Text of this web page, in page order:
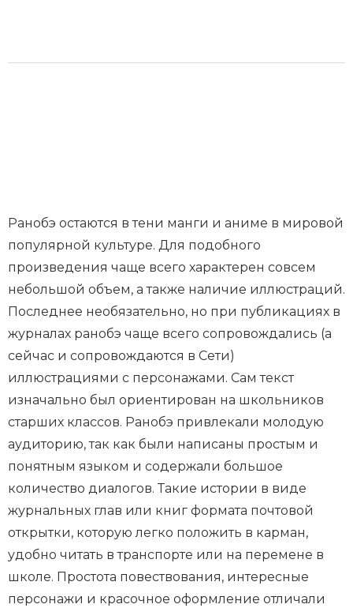
Ранобэ остаются в тени манги и аниме в мировой
популярной культуре. Для подобного
произведения чаще всего характерен совсем
небольшой объем, а также наличие иллюстраций.
Последнее необязательно, но при публикациях в
журналах ранобэ чаще всего сопровождались (а
сейчас и сопровождаются в Сети)
иллюстрациями с персонажами. Сам текст
изначально был ориентирован на школьников
старших классов. Ранобэ привлекали молодую
аудиторию, так как были написаны простым и
понятным языком и содержали большое
количество диалогов. Такие истории в виде
журнальных глав или книг формата почтовой
открытки, которую легко положить в карман,
удобно читать в транспорте или на перемене в
школе. Простота повествования, интересные
персонажи и красочное оформление отличали